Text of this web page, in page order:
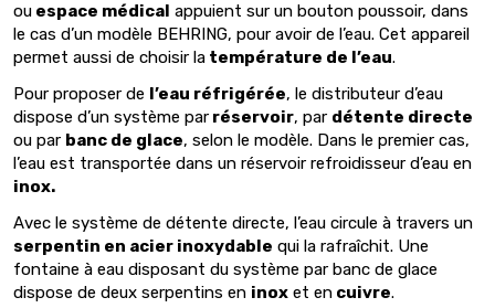
ou espace médical appuient sur un bouton poussoir, dans
le cas d’un modèle BEHRING, pour avoir de l’eau. Cet appareil
permet aussi de choisir la température de l’eau.
Pour proposer de l’eau réfrigérée, le distributeur d’eau
dispose d’un système par réservoir, par détente directe
ou par banc de glace, selon le modèle. Dans le premier cas,
l’eau est transportée dans un réservoir refroidisseur d’eau en
inox.
Avec le système de détente directe, l’eau circule à travers un
serpentin en acier inoxydable qui la rafraîchit. Une
fontaine à eau disposant du système par banc de glace
dispose de deux serpentins en inox et en cuivre.